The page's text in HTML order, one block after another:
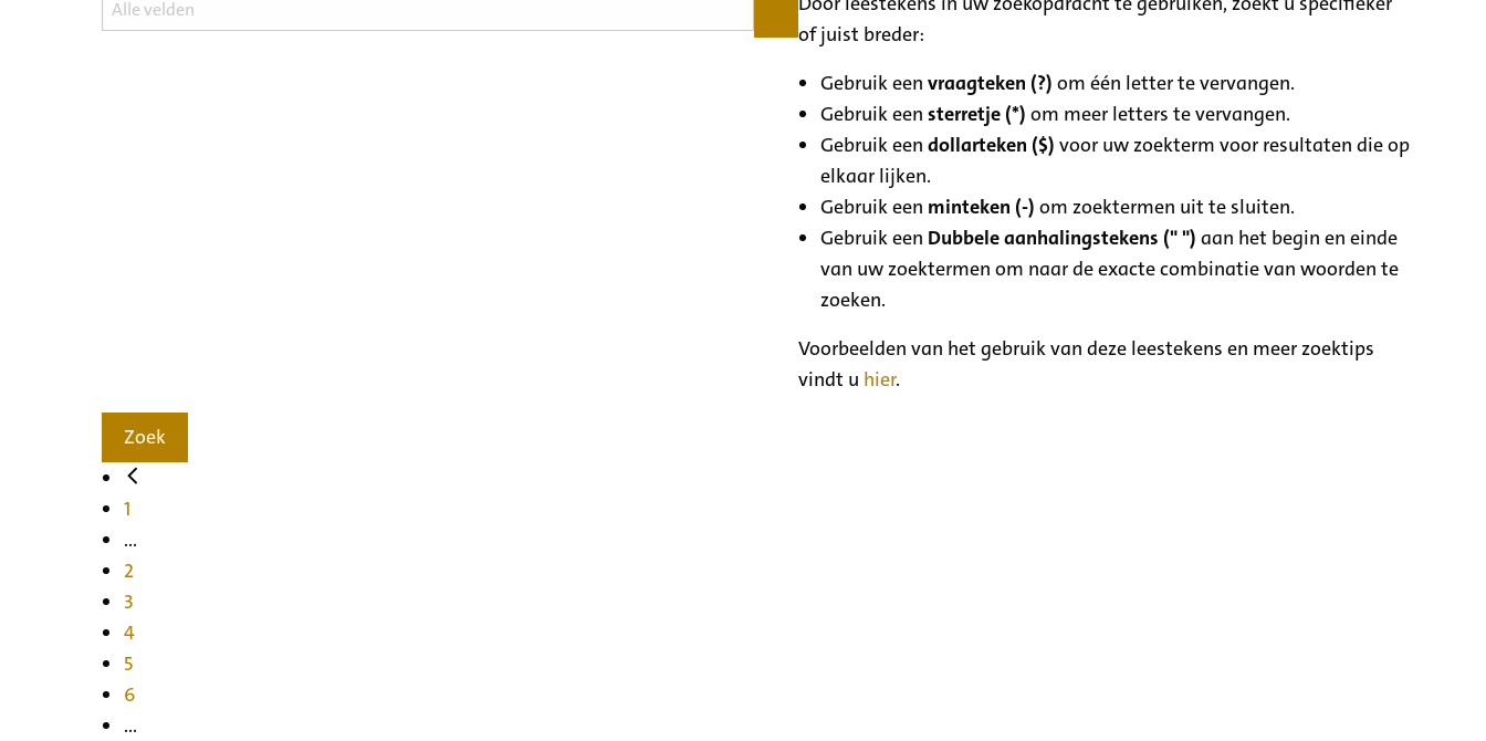
of juist breder:
Gebruik eenvraagteken (?) om één letter te vervangen.
Gebruik eensterretje (*) om meer letters te vervangen.
Gebruik eendollarteken ($) voor uw zoekterm voor resultaten die op
elkaar lijken.
Gebruik een minteken (-) om zoektermen uit te sluiten.
Gebruik een Dubbele aanhalingstekens (" ") aan het begin en einde
van uw zoektermen om naar de exacte combinatie van woorden te
zoeken.
Voorbeelden van het gebruik van deze leestekens en meer zoektips
vindt u hier.
Zoek
1
...
2
3
4
5
6
...